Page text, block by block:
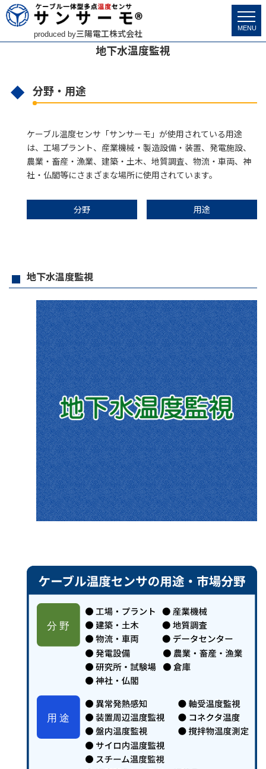
MENU
produced by三陽電工株式会社
サンサーモ> 市場分野・用途>地下水温度監視
地下水温度監視
分野・用途
ケーブル温度センサ「サンサーモ」が使用されている用途
は、工場プラント、産業機械・製造設備・装置、発電施設、
農業・畜産・漁業、建築・土木、地質調査、物流・車両、神
社・仏閣等にさまざまな場所に使用されています。
分野 用途
地下水温度監視